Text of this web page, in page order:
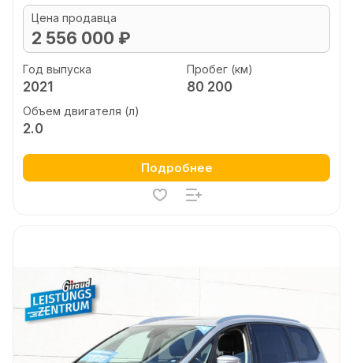
Цена продавца
2 556 000 ₽
Год выпуска
2021
Пробег (км)
80 200
Объем двигателя (л)
2.0
Подробнее